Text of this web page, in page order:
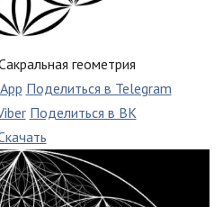
геометрия
Поделиться в Telegram
Поделиться в ВК